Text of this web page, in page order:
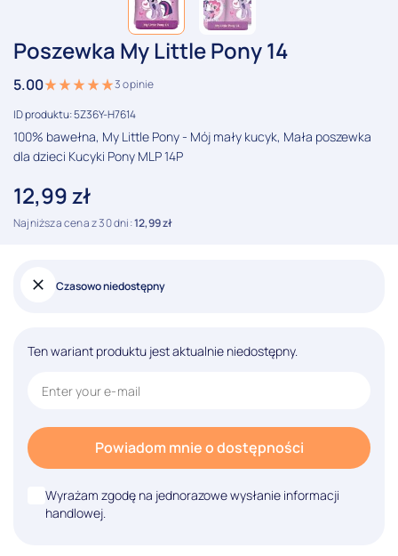
Poszewka My Little Pony 14
5.00 3opinie
ID produktu: 5Z36Y-H7614
100% bawełna, My Little Pony - Mój mały kucyk, Mała poszewka
dla dzieci Kucyki Pony MLP 14P
12,99zł
Najniższa cena z 30 dni:12,99zł
Czasowo niedostępny
Ten wariant produktu jest aktualnie niedostępny.
Powiadom mnie o dostępności
Wyrażam zgodę na jednorazowe wysłanie informacji
handlowej.